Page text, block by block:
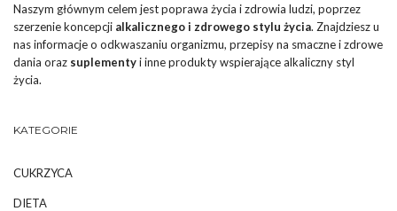
Naszym głównym celem jest poprawa życia i zdrowia ludzi, poprzez
szerzenie koncepcji alkalicznego i zdrowego stylu życia. Znajdziesz u
nas informacje o odkwaszaniu organizmu, przepisy na smaczne i zdrowe
dania oraz suplementyi inne produkty wspierające alkaliczny styl
życia.
KATEGORIE
CUKRZYCA
DIETA